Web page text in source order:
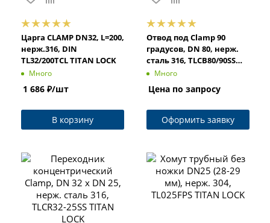
Царга CLAMP DN32, L=200,
нерж.316, DIN
TL32/200TCL TITAN LOCK
Много
1 686 ₽/шт
В корзину
Отвод под Clamp 90
градусов, DN 80, нерж.
сталь 316, TLCB80/90SS
TITAN LOCK
Много
Цена по запросу
Оформить заявку